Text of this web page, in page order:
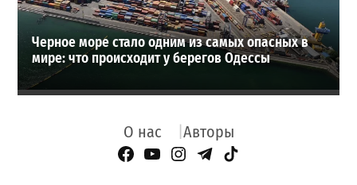
Черное море стало одним из самых опасных в
мире: что происходит у берегов Одессы
О нас Авторы
Facebook Page
YouTube
Instagram
Telegram
TikTok